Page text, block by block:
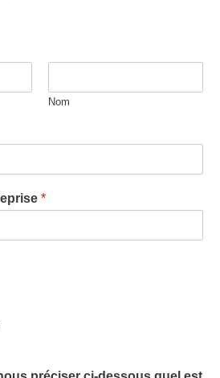
Nom
*